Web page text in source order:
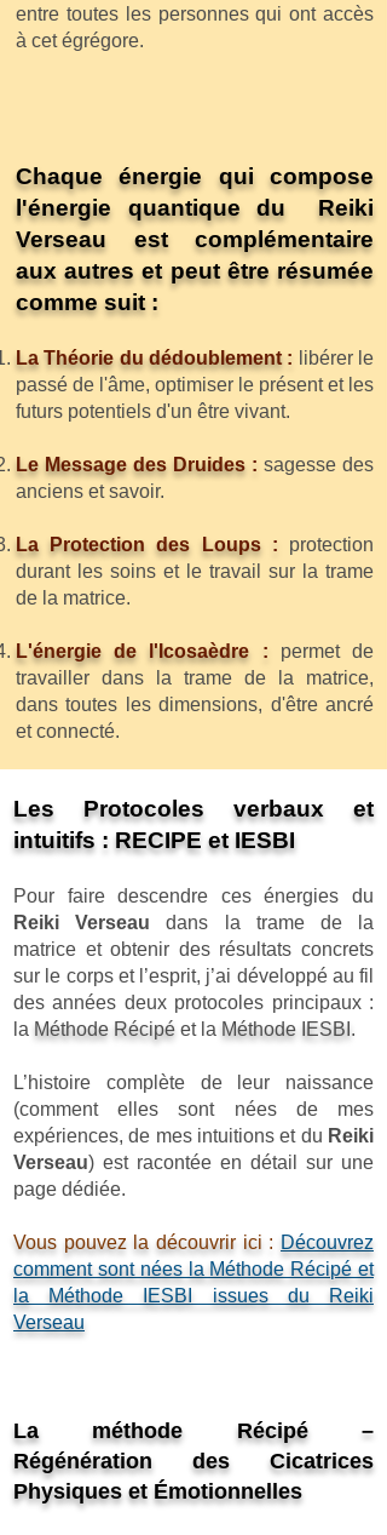
entre toutes les personnes qui ont accès
à cet égrégore.
Chaque énergie qui compose
l'énergie quantique du Reiki
Verseau est complémentaire
aux autres et peut être résumée
comme suit :
La Théorie du dédoublement : libérer le
passé de l'âme, optimiser le présent et les
futurs potentiels d'un être vivant.
Le Message des Druides : sagesse des
anciens et savoir.
La Protection des Loups :
protection
durant les soins et le travail sur la trame
de la matrice.
L'énergie de l'Icosaèdre : permet de
travailler dans la trame de la matrice,
dans toutes les dimensions, d'être ancré
et connecté.
Les Protocoles verbaux et
intuitifs : RECIPE et IESBI
Pour faire descendre ces énergies du
Reiki Verseau dans la trame de la
matrice et obtenir des résultats concrets
sur le corps et l’esprit, j’ai développé au fil
des années deux protocoles principaux :
la Méthode Récipé et la Méthode IESBI .
L’histoire complète de leur naissance
(comment elles sont nées de mes
expériences, de mes intuitions et du Reiki
Verseau) est racontée en détail sur une
page dédiée.
Vous pouvez la découvrir ici : Découvrez
comment sont nées la Méthode Récipé et
la Méthode IESBI issues du Reiki
Verseau
La méthode Récipé –
Régénération des Cicatrices
Physiques et Émotionnelles